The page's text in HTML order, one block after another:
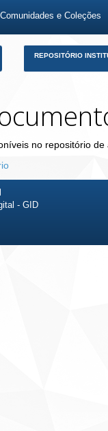
Comunidades e Coleções
REPOSITÓRIO
no repositório de
- GID